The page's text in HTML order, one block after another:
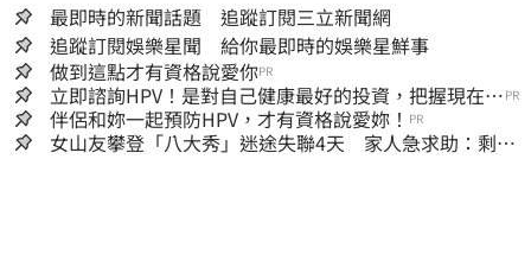
最即時的新聞話題 追蹤訂閱三立新聞網
追蹤訂閱娛樂星聞 給你最即時的娛樂星鮮事
做到這點才有資格說愛你PR
立即諮詢HPV！是對自己健康最好的投資，把握現在不
嫌晚！
PR
伴侶和妳一起預防HPV，才有資格說愛妳！ PR
女山友攀登「八大秀」迷途失聯4天 家人急求助：剩我